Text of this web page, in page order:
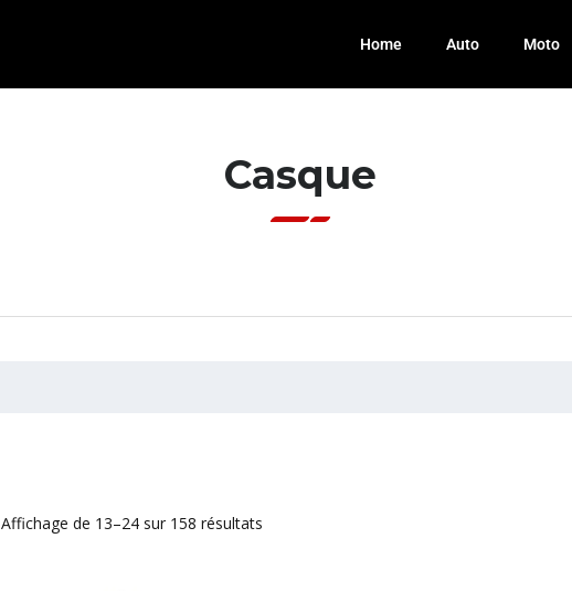
Home Auto Moto
Casque
Affichage de 13–24 sur 158 résultats